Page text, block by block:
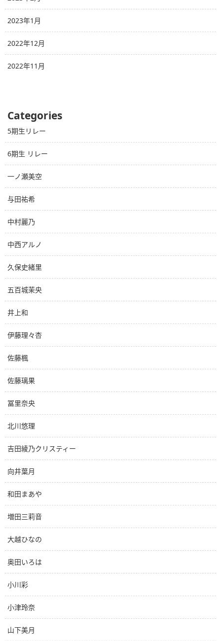
2023年1月
2022年12月
2022年11月
Categories
5期生リレー
6期生 リレー
一ノ瀬美空
与田祐希
中村麗乃
中西アルノ
久保史緒里
五百城茉央
井上和
伊藤理々杏
佐藤楓
佐藤璃果
冨里奈央
北川悠理
吉田綾乃クリスティー
向井葉月
和田まあや
増田三莉音
大越ひなの
奥田いろは
小川彩
小津玲奈
山下美月